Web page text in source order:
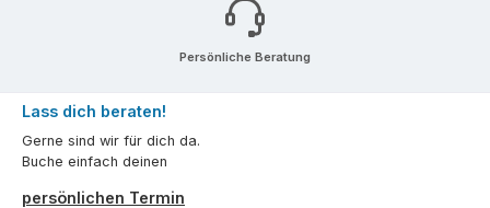
Persönliche Beratung
Lass dich beraten!
Gerne sind wir für dich da.
Buche einfach deinen
persönlichen Termin